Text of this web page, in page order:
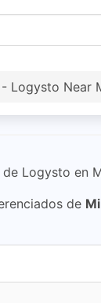
Logysto Near
Logysto en
de